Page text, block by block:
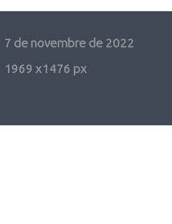
7 de novembre de 2022
1969x1476 px